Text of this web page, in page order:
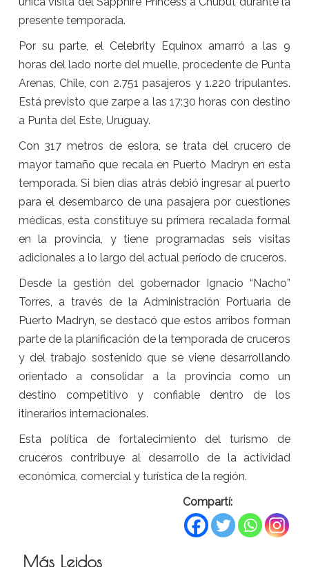
presente temporada.
Por su parte, el Celebrity Equinox amarró a las 9
horas del lado norte del muelle, procedente de Punta
Arenas, Chile, con 2.751 pasajeros y 1.220 tripulantes.
Está previsto que zarpe a las 17:30 horas con destino
a Punta del Este, Uruguay.
Con 317 metros de eslora, se trata del crucero de
mayor tamaño que recala en Puerto Madryn en esta
temporada. Si bien días atrás debió ingresar al puerto
para el desembarco de una pasajera por cuestiones
médicas, esta constituye su primera recalada formal
en la provincia, y tiene programadas seis visitas
adicionales a lo largo del actual período de cruceros.
Desde la gestión del gobernador Ignacio “Nacho”
Torres, a través de la Administración Portuaria de
Puerto Madryn, se destacó que estos arribos forman
parte de la planificación de la temporada de cruceros
y del trabajo sostenido que se viene desarrollando
orientado a consolidar a la provincia como un
destino competitivo y confiable dentro de los
itinerarios internacionales.
Esta política de fortalecimiento del turismo de
cruceros contribuye al desarrollo de la actividad
económica, comercial y turística de la región.
Compartí:
Más Leidos